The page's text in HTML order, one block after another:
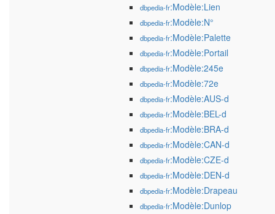
dbpedia-fr:Modèle:Lien
dbpedia-fr:Modèle:N°
dbpedia-fr:Modèle:Palette
dbpedia-fr:Modèle:Portail
dbpedia-fr:Modèle:245e
dbpedia-fr:Modèle:72e
dbpedia-fr:Modèle:AUS-d
dbpedia-fr:Modèle:BEL-d
dbpedia-fr:Modèle:BRA-d
dbpedia-fr:Modèle:CAN-d
dbpedia-fr:Modèle:CZE-d
dbpedia-fr:Modèle:DEN-d
dbpedia-fr:Modèle:Drapeau
dbpedia-fr:Modèle:Dunlop